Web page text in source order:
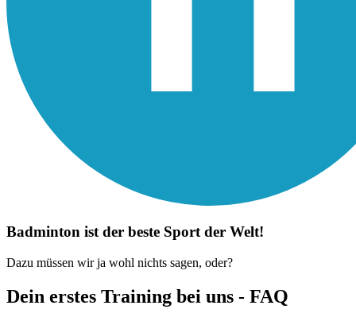
Badminton ist der beste Sport der Welt!
Dazu müssen wir ja wohl nichts sagen, oder?
Dein erstes Training bei uns - FAQ